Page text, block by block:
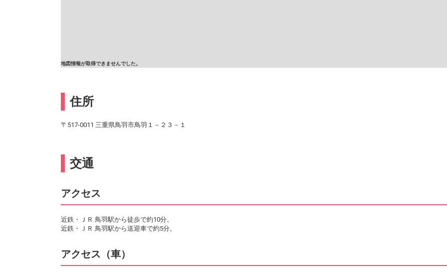
地図情報が取得できませんでした。
住所
〒517-0011 三重県鳥羽市鳥羽１－２３－１
交通
アクセス
近鉄・ＪＲ 鳥羽駅から徒歩で約10分。
近鉄・ＪＲ 鳥羽駅から送迎車で約5分。
アクセス（車）